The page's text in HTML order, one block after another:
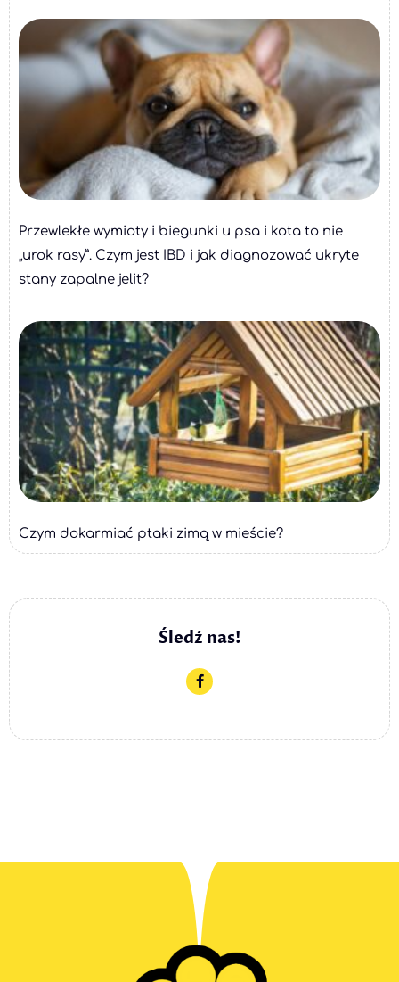
Przewlekłe wymioty i biegunki u psa i kota to nie
„urok rasy”. Czym jest IBD i jak diagnozować ukryte
stany zapalne jelit?
Czym dokarmiać ptaki zimą w mieście?
Śledź nas!